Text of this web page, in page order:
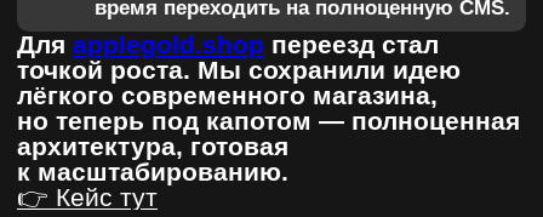
designation.site@gmail.com
+7 996 66 99 444
ОТПРАВИТЬ